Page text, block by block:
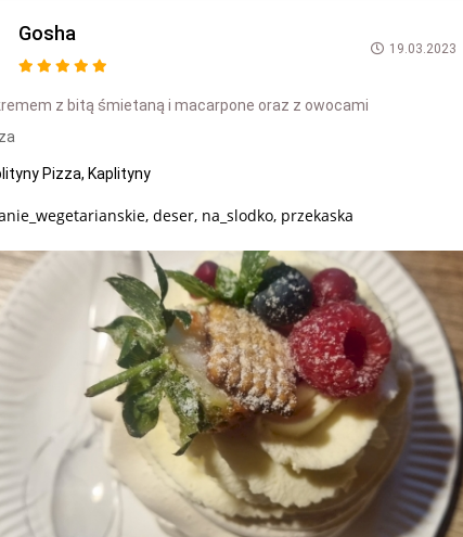
Gosha
19.03.2023
z bitą śmietaną i macarpone oraz z owocami
Pizza, Kaplityny
deser, na_slodko, przekaska